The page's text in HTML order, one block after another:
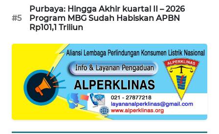
#5
Purbaya: Hingga Akhir kuartal II – 2026
Program MBG Sudah Habiskan APBN
Rp101,1 Triliun
NEWS
CILEUNGSI
NEWS
BERAMPU